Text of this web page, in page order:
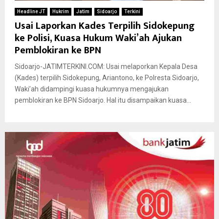
Headline JT Hukrim Jatim Sidoarjo Terkini
Usai Laporkan Kades Terpilih Sidokepung
ke Polisi, Kuasa Hukum Waki’ah Ajukan
Pemblokiran ke BPN
Sidoarjo-JATIMTERKINI.COM: Usai melaporkan Kepala Desa
(Kades) terpilih Sidokepung, Ariantono, ke Polresta Sidoarjo,
Waki’ah didampingi kuasa hukumnya mengajukan
pemblokiran ke BPN Sidoarjo. Hal itu disampaikan kuasa...